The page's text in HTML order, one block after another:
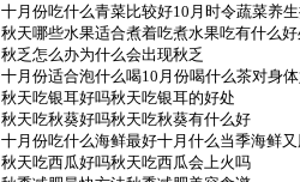
十月份吃什么青菜比较好10月时令蔬菜养
秋天哪些水果适合煮着吃煮水果吃有什么
秋乏怎么办为什么会出现秋乏
十月份适合泡什么喝10月份喝什么茶对身
秋天吃银耳好吗秋天吃银耳的好处
秋天吃秋葵好吗秋天吃秋葵有什么好
十月份吃什么海鲜最好十月什么当季海鲜
秋天吃西瓜好吗秋天吃西瓜会上火吗